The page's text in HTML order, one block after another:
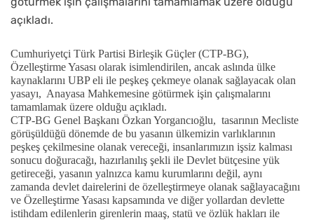
açıkladı.
Cumhuriyetçi Türk Partisi Birleşik Güçler (CTP-BG),
Özelleştirme Yasası olarak isimlendirilen, ancak aslında ülke
kaynaklarını UBP eli ile peşkeş çekmeye olanak sağlayacak olan
yasayı, Anayasa Mahkemesine götürmek işin çalışmalarını
tamamlamak üzere olduğu açıkladı.
CTP-BG Genel Başkanı Özkan Yorgancıoğlu, tasarının Mecliste
görüşüldüğü dönemde de bu yasanın ülkemizin varlıklarının
peşkeş çekilmesine olanak vereceği, insanlarımızın işsiz kalması
sonucu doğuracağı, hazırlanılış şekli ile Devlet bütçesine yük
getireceği, yasanın yalnızca kamu kurumlarını değil, aynı
zamanda devlet dairelerini de özelleştirmeye olanak sağlayacağını
ve Özelleştirme Yasası kapsamında ve diğer yollardan devlette
istihdam edilenlerin girenlerin maaş, statü ve özlük hakları ile